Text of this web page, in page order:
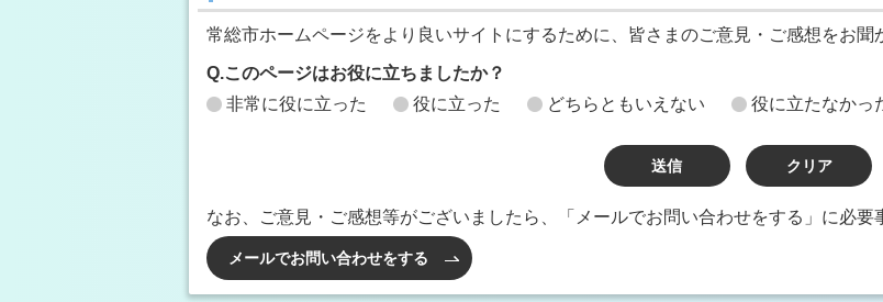
常総市ホームページをより良いサイトにするために、皆さまのご意見・ご感想をお聞
Q.このページはお役に立ちましたか？
非常に役に立った
役に立った どちらともいえない 役に立たなかっ
なお、ご意見・ご感想等がございましたら、「メールでお問い合わせをする」に必要
メールでお問い合わせをする